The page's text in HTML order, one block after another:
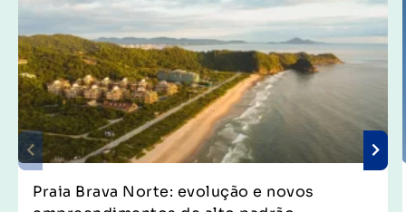
Praia Brava Norte: evolução e novos